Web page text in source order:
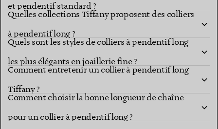
et pendentif standard ?
Quelles collections Tiffany proposent des colliers
à pendentif long ?
Quels sont les styles de colliers à pendentif long
les plus élégants en joaillerie fine ?
Comment entretenir un collier à pendentif long
Tiffany ?
Comment choisir la bonne longueur de chaîne
pour un collier à pendentif long ?
Un collier à pendentif long Tiffany est-il un